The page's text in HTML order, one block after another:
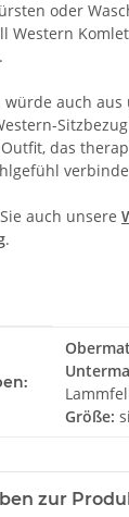
oder
Western
würde auch
Sitzbezug
das
auch unsere
.
Größe:
zur